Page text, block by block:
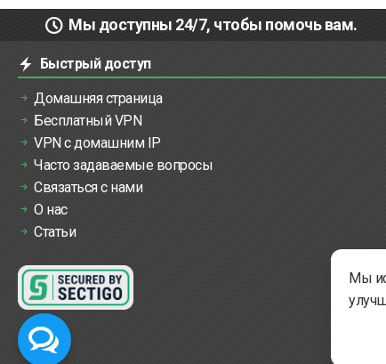
Мы
Мы доступны 24/7, чтобы помочь вам.
Быстрый доступ
Домашняя страница
Бесплатный VPN
VPN с домашним IP
Часто задаваемые вопросы
Связаться с нами
О нас
Статьи